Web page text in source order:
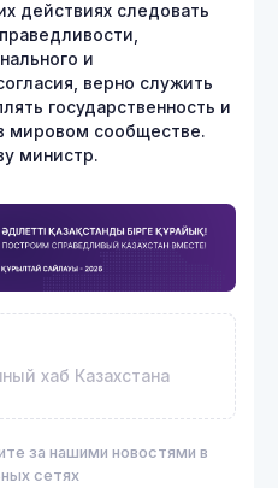
действиях следовать
и
верно служить
государственность и
мировом сообществе.
министр.
хаб Казахстана
за нашими новостями в
сетях